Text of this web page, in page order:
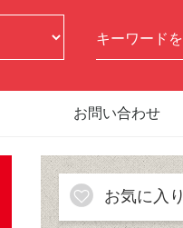
お問い合わせ
お気に入り